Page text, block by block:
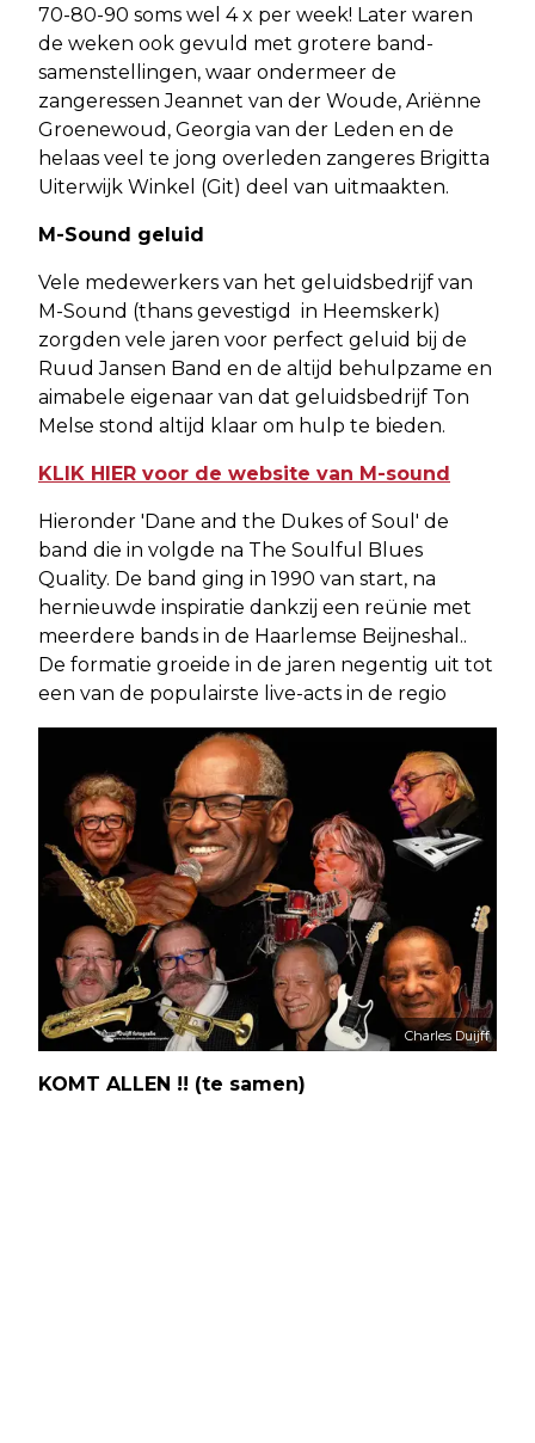
70-80-90 soms wel 4 x per week! Later waren
de weken ook gevuld met grotere band-
samenstellingen, waar ondermeer de
zangeressen Jeannet van der Woude, Ariënne
Groenewoud, Georgia van der Leden en de
helaas veel te jong overleden zangeres Brigitta
Uiterwijk Winkel (Git) deel van uitmaakten.
M-Sound geluid
Vele medewerkers van het geluidsbedrijf van
M-Sound (thans gevestigd in Heemskerk)
zorgden vele jaren voor perfect geluid bij de
Ruud Jansen Band en de altijd behulpzame en
aimabele eigenaar van dat geluidsbedrijf Ton
Melse stond altijd klaar om hulp te bieden.
KLIK HIER voor de website van M-sound
Hieronder 'Dane and the Dukes of Soul' de
band die in volgde na The Soulful Blues
Quality. De band ging in 1990 van start, na
hernieuwde inspiratie dankzij een reünie met
meerdere bands in de Haarlemse Beijneshal..
De formatie groeide in de jaren negentig uit tot
een van de populairste live-acts in de regio
Charles Duijff
KOMT ALLEN !! (te samen)